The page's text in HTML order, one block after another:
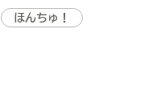
ほんちゅ！